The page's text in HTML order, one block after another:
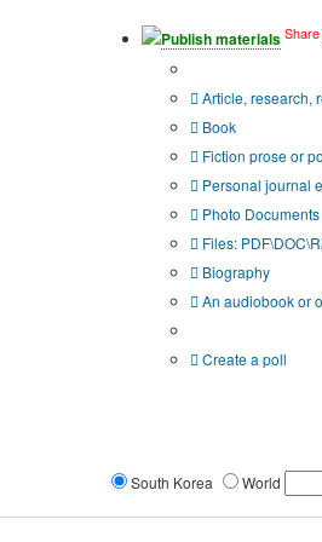
Publish materials
Article, research,
Book
Fiction prose or
Personal journal
Photo Documents
Files:
Biography
An audiobook or
Create a poll
South Korea World